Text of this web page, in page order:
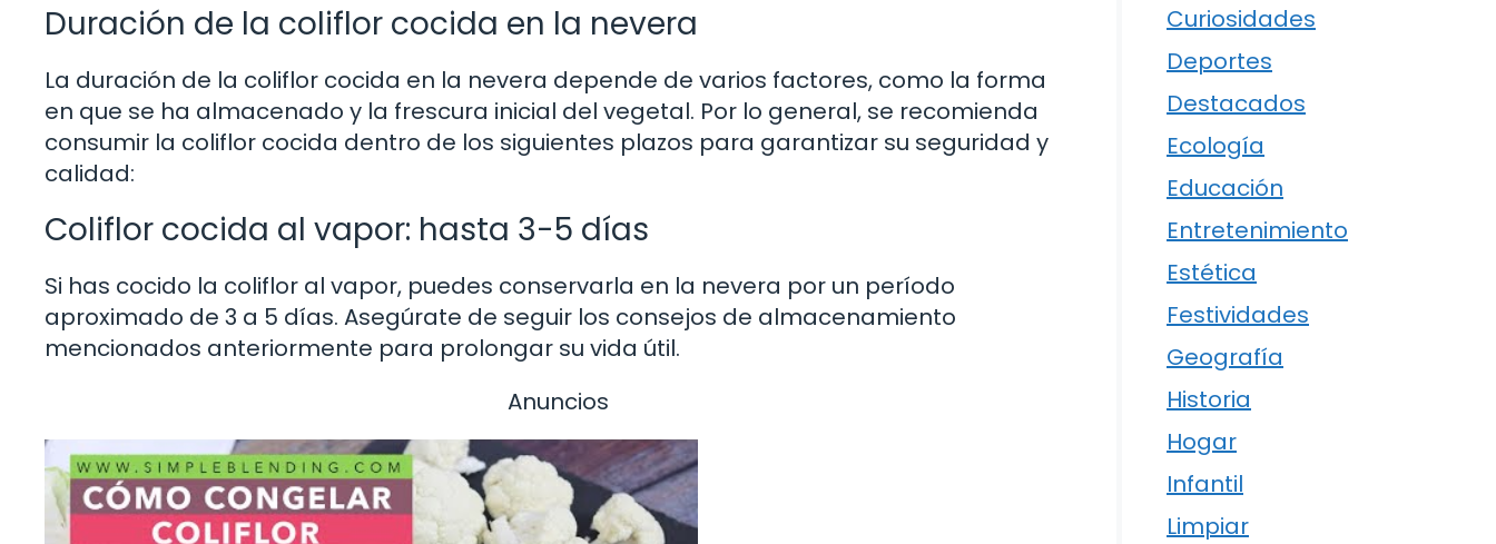
Duración de la coliflor cocida en la nevera
La duración de la coliflor cocida en la nevera depende de varios factores, como la forma
en que se ha almacenado y la frescura inicial del vegetal. Por lo general, se recomienda
consumir la coliflor cocida dentro de los siguientes plazos para garantizar su seguridad y
calidad:
Coliflor cocida al vapor: hasta 3-5 días
Si has cocido la coliflor al vapor, puedes conservarla en la nevera por un período
aproximado de 3 a 5 días. Asegúrate de seguir los consejos de almacenamiento
mencionados anteriormente para prolongar su vida útil.
Anuncios
Curiosidades
Deportes
Destacados
Ecología
Educación
Entretenimiento
Estética
Festividades
Geografía
Historia
Hogar
Infantil
Limpiar